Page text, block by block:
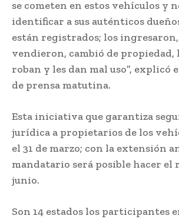
se cometen en estos vehículos y
identificar a sus auténticos
están registrados; los
vendieron, cambió de propiedad,
roban y les dan mal uso”, explicó
de prensa matutina.
Esta iniciativa que garantiza
jurídica a propietarios de los
el 31 de marzo; con la extensión
mandatario será posible hacer el
junio.
Son 14 estados los participantes